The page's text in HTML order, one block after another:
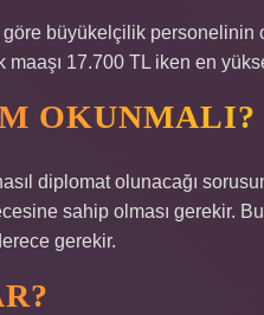
göre büyükelçilik personelinin
17.700 TL iken en
OKUNMALI?
diplomat olunacağı
sahip olması gerekir.
gerekir.